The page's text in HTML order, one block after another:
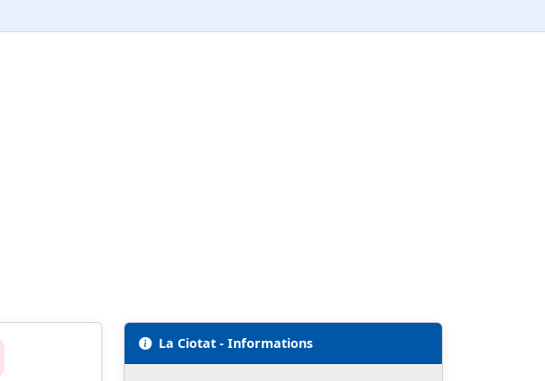
La Ciotat - Informations